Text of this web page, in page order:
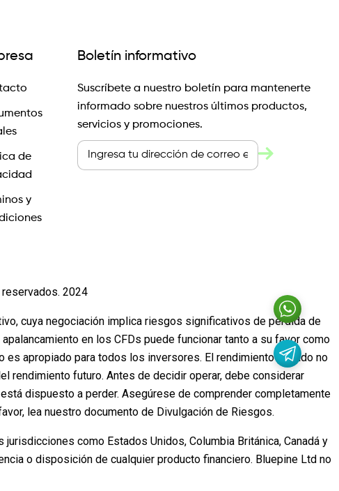
de
y
Boletín informativo
Suscríbete a nuestro boletín para mantenerte
informado sobre nuestros últimos productos,
servicios y promociones.
2024
cuya negociación implica riesgos significativos de pérdida de
en los CFDs puede funcionar tanto a su favor como
apropiado para todos los inversores. El rendimiento pasado no
rendimiento futuro. Antes de decidir operar, debe considerar
dispuesto a perder. Asegúrese de comprender completamente
lea nuestro documento de Divulgación de Riesgos.
como Estados Unidos, Columbia Británica, Canadá y
o disposición de cualquier producto financiero. Bluepine Ltd no